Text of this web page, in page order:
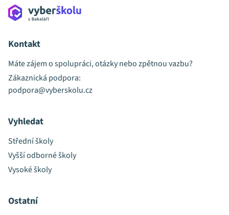
Kontakt
Máte zájem o spolupráci, otázky nebo zpětnou vazbu?
Zákaznická podpora:
podpora@vyberskolu.cz
Vyhledat
Střední školy
Vyšší odborné školy
Vysoké školy
Ostatní